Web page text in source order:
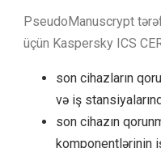
PseudoManuscrypt
üçün Kaspersky ICS
son cihazların
və iş
son cihazın
komponentlərinin